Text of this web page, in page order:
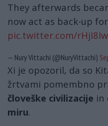
They afterwards
now act as back-up
pic.twitter.com/
— Nury Vittachi (@NuryVittachi)
Xi je opozoril, da so
žrtvami pomembno
človeške civilizacije in
miru.